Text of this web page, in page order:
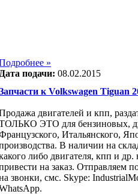
»
Дата подачи: 08.02.2015
к Volkswagen Tiguan
двигателей и кпп,
ЭТО для бензиновых,
Итальянского,
В наличии на
либо двигателя, кпп и
на заказ. Отправляем
звонки, смс. Skype: